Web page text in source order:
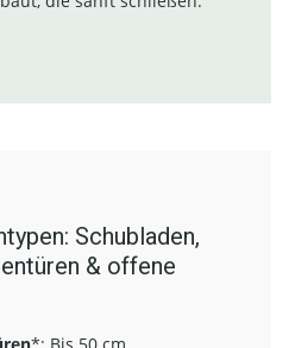
Schubladen,
& offene
*: Bis 50 cm